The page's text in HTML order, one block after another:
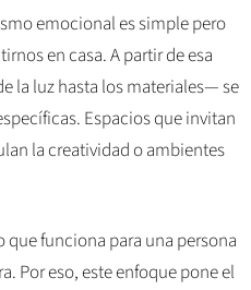
emocional es simple pero
en casa. A partir de esa
la luz hasta los materiales— se
Espacios que invitan
la creatividad o ambientes
que funciona para una persona
Por eso, este enfoque pone el